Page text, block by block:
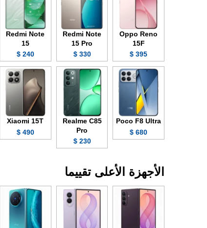
Oppo Reno
15F
395 $
Redmi Note
15 Pro
330 $
Redmi Note
15
240 $
Poco F8 Ultra
680 $
Realme C85
Pro
230 $
Xiaomi 15T
490 $
الأجهزة الأعلى تقييما